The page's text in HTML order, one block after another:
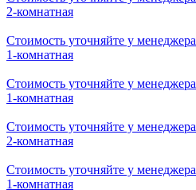
2-комнатная
Стоимость уточняйте у менеджера
1-комнатная
Стоимость уточняйте у менеджера
1-комнатная
Стоимость уточняйте у менеджера
2-комнатная
Стоимость уточняйте у менеджера
1-комнатная